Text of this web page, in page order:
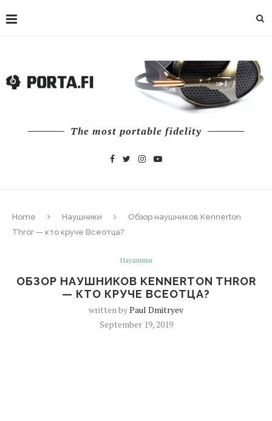
The most portable fidelity
Home Наушники
Обзор наушников Kennerton
Thror — кто круче Всеотца?
Наушники
ОБЗОР НАУШНИКОВ KENNERTON THROR
— КТО КРУЧЕ ВСЕОТЦА?
written byPaul Dmitryev
September 19, 2019